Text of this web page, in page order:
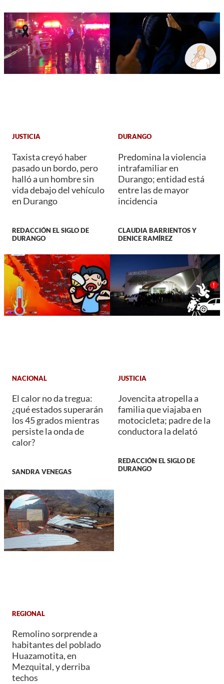
JUSTICIA
Taxista creyó haber
pasado un bordo, pero
halló a un hombre sin
vida debajo del vehículo
en Durango
REDACCIÓN EL SIGLO DE
DURANGO
DURANGO
Predomina la violencia
intrafamiliar en
Durango; entidad está
entre las de mayor
incidencia
CLAUDIA BARRIENTOS Y
DENICE RAMÍREZ
NACIONAL
El calor no da tregua:
¿qué estados superarán
los 45 grados mientras
persiste la onda de
calor?
SANDRA VENEGAS
JUSTICIA
Jovencita atropella a
familia que viajaba en
motocicleta; padre de la
conductora la delató
REDACCIÓN EL SIGLO DE
DURANGO
REGIONAL
Remolino sorprende a
habitantes del poblado
Huazamotita, en
Mezquital, y derriba
techos